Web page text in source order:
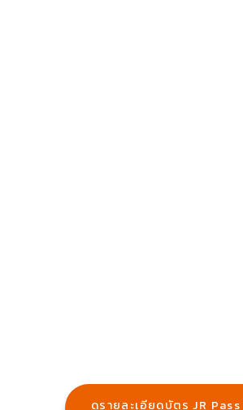
ดูรายละเอียดบัตร JR Pass